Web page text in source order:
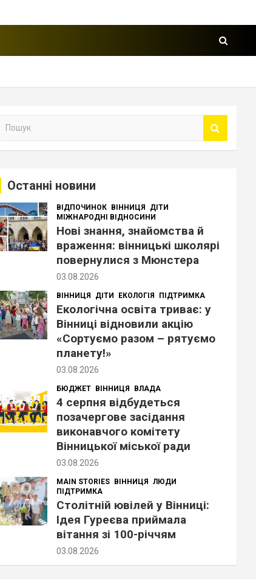
Останні новини
ВІДПОЧИНОК ВІННИЦЯ
ДІТИ
МІЖНАРОДНІ ВІДНОСИНИ
Нові знання, знайомства й
враження: вінницькі школярі
повернулися з Мюнстера
03.08.2026
ВІННИЦЯ ДІТИ ЕКОЛОГІЯ ПІДТРИМКА
Екологічна освіта триває: у
Вінниці відновили акцію
«Сортуємо разом – рятуємо
планету!»
03.08.2026
БЮДЖЕТ ВІННИЦЯ ВЛАДА
4 серпня відбудеться
позачергове засідання
виконавчого комітету
Вінницької міської ради
03.08.2026
MAIN STORIES ВІННИЦЯ ЛЮДИ
ПІДТРИМКА
Столітній ювілей у Вінниці:
Ідея Гуреєва приймала
вітання зі 100-річчям
03.08.2026